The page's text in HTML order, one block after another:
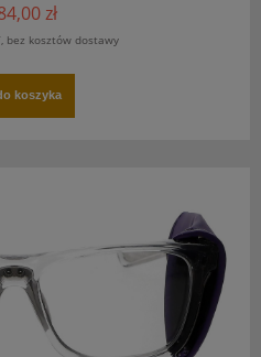
zł
bez kosztów dostawy
koszyka